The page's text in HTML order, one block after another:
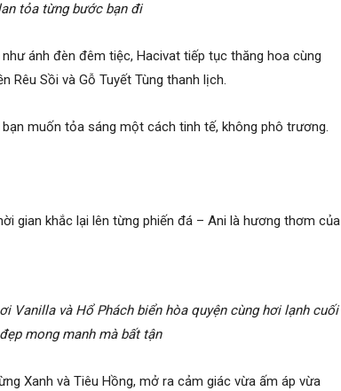
tỏa từng bước bạn đi
ánh đèn đêm tiệc, Hacivat tiếp tục thăng hoa cùng
Rêu Sồi và Gỗ Tuyết Tùng thanh lịch.
muốn tỏa sáng một cách tinh tế, không phô trương.
gian khắc lại lên từng phiến đá – Ani là hương thơm của
Vanilla và Hổ Phách biển hòa quyện cùng hơi lạnh cuối
mong manh mà bất tận
Xanh và Tiêu Hồng, mở ra cảm giác vừa ấm áp vừa